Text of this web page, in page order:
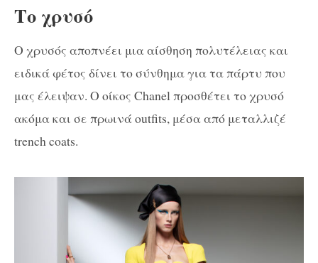
Το χρυσό
Ο χρυσός αποπνέει μια αίσθηση πολυτέλειας και
ειδικά φέτος δίνει το σύνθημα για τα πάρτυ που
μας έλειψαν. Ο οίκος Chanel προσθέτει το χρυσό
ακόμα και σε πρωινά outfits, μέσα από μεταλλιζέ
trench coats.